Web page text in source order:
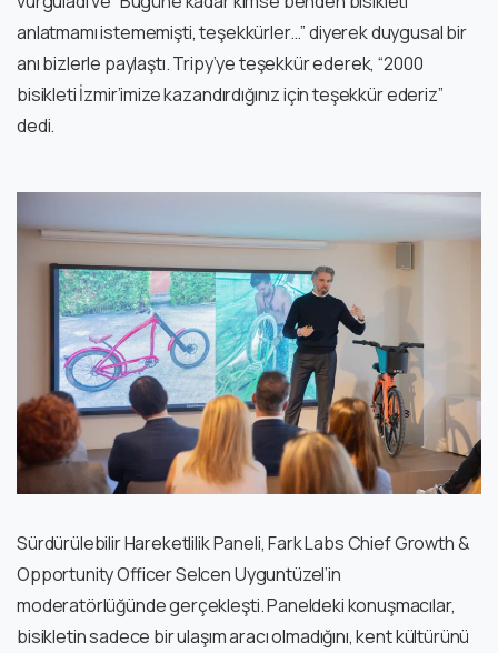
anlatmamı istememişti, teşekkürler…” diyerek duygusal bir
anı bizlerle paylaştı. Tripy’ye teşekkür ederek, “2000
bisikleti İzmir’imize kazandırdığınız için teşekkür ederiz”
dedi.
Sürdürülebilir Hareketlilik Paneli, Fark Labs Chief Growth &
Opportunity Officer Selcen Uyguntüzel’in
moderatörlüğünde gerçekleşti. Paneldeki konuşmacılar,
bisikletin sadece bir ulaşım aracı olmadığını, kent kültürünü